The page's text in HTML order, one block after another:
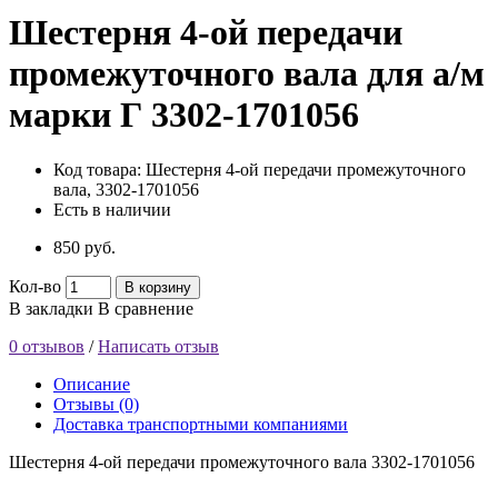
Шестерня 4-ой передачи
промежуточного вала для а/м
марки Г 3302-1701056
Код товара: Шестерня 4-ой передачи промежуточного
вала, 3302-1701056
Есть в наличии
850 руб.
Кол-во В корзину
В закладки В сравнение
0 отзывов /Написать отзыв
Описание
Отзывы (0)
Доставка транспортными компаниями
Шестерня 4-ой передачи промежуточного вала 3302-1701056